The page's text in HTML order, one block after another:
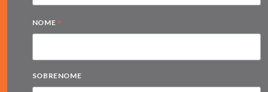
NOME *
SOBRENOME